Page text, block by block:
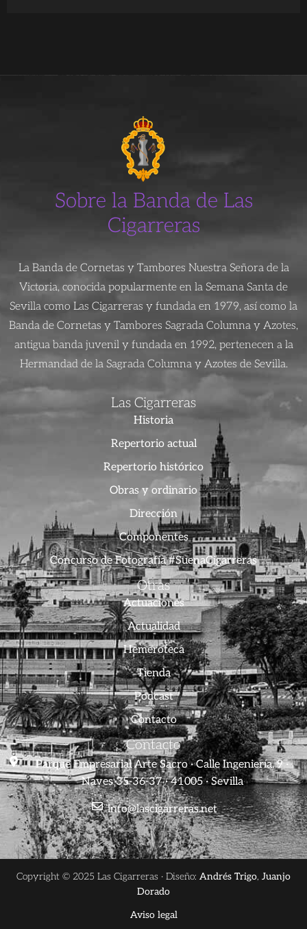
Sobre la Banda de Las
Cigarreras
La Banda de Cornetas y Tambores Nuestra Señora de la
Victoria, conocida popularmente en la Semana Santa de
Sevilla como Las Cigarreras y fundada en 1979, así como la
Banda de Cornetas y Tambores Sagrada Columna y Azotes,
antigua banda juvenil y fundada en 1992, pertenecen a la
Hermandad de la Sagrada Columna y Azotes de Sevilla.
Las Cigarreras
Historia
Repertorio actual
Repertorio histórico
Obras y ordinario
Dirección
Componentes
Concurso de Fotografía #SuenaCigarreras
Otras
Actuaciones
Actualidad
Hemeroteca
Tienda
Podcast
Contacto
Contacto
Parque Empresarial Arte Sacro · Calle Ingeniería, 9 ·
Naves 35-36-37 · 41005 · Sevilla
info@lascigarreras.net
Copyright © 2025 Las Cigarreras · Diseño: Andrés Trigo, Juanjo
Dorado
Aviso legal